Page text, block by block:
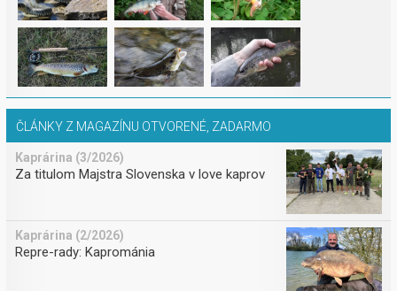
ČLÁNKY Z MAGAZÍNU OTVORENÉ, ZADARMO
Kaprárina (3/2026)
Za titulom Majstra Slovenska v love kaprov
Kaprárina (2/2026)
Repre-rady: Kaprománia